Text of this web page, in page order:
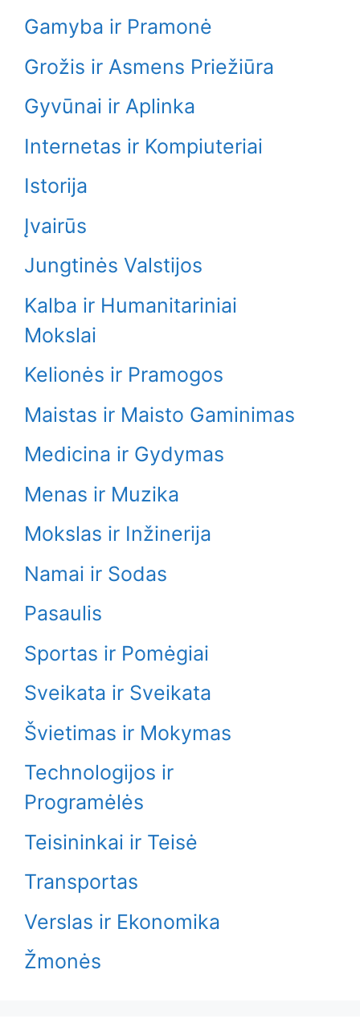
Gamyba ir Pramonė
Grožis ir Asmens Priežiūra
Gyvūnai ir Aplinka
Internetas ir Kompiuteriai
Istorija
Įvairūs
Jungtinės Valstijos
Kalba ir Humanitariniai
Mokslai
Kelionės ir Pramogos
Maistas ir Maisto Gaminimas
Medicina ir Gydymas
Menas ir Muzika
Mokslas ir Inžinerija
Namai ir Sodas
Pasaulis
Sportas ir Pomėgiai
Sveikata ir Sveikata
Švietimas ir Mokymas
Technologijos ir
Programėlės
Teisininkai ir Teisė
Transportas
Verslas ir Ekonomika
Žmonės